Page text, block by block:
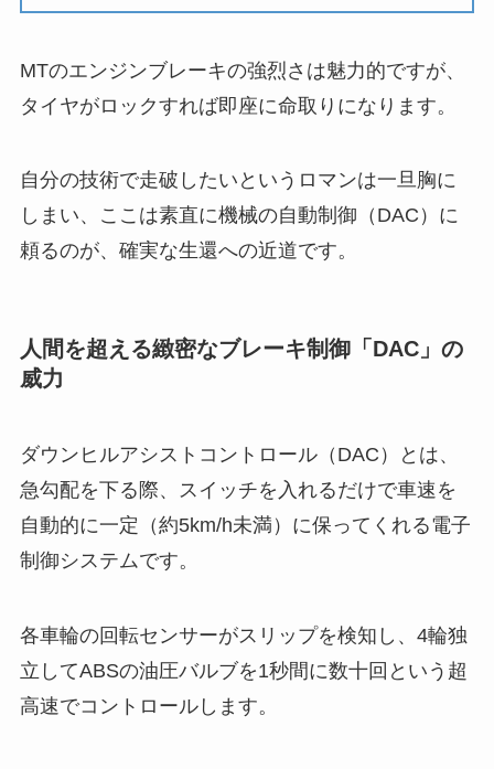
MTのエンジンブレーキの強烈さは魅力的ですが、
タイヤがロックすれば即座に命取りになります。
自分の技術で走破したいというロマンは一旦胸に
しまい、ここは素直に機械の自動制御（DAC）に
頼るのが、確実な生還への近道です。
人間を超える緻密なブレーキ制御「DAC」の
威力
ダウンヒルアシストコントロール（DAC）とは、
急勾配を下る際、スイッチを入れるだけで車速を
自動的に一定（約5km/h未満）に保ってくれる電子
制御システムです。
各車輪の回転センサーがスリップを検知し、4輪独
立してABSの油圧バルブを1秒間に数十回という超
高速でコントロールします。